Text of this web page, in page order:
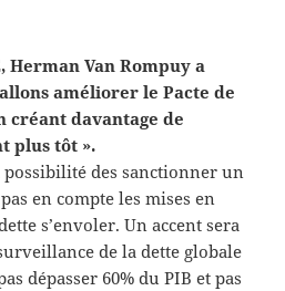
Herman Van Rompuy a
améliorer le Pacte de
créant davantage de
plus tôt ».
possibilité des sanctionner un
en compte les mises en
s’envoler. Un accent sera
de la dette globale
dépasser 60% du PIB et pas